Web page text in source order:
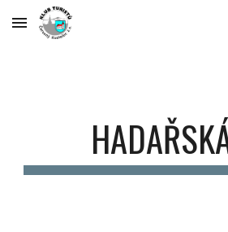
Skip to main content